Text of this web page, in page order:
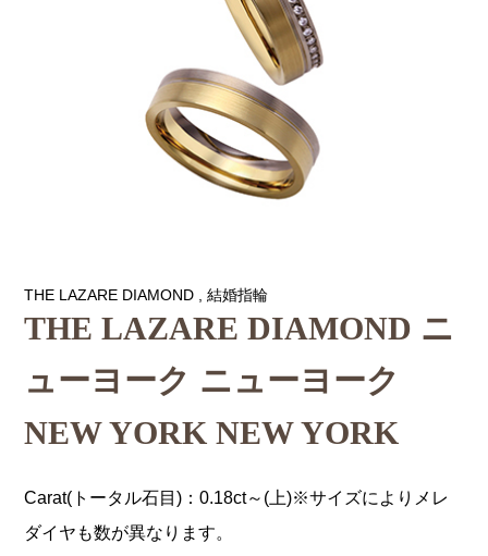
THE LAZARE DIAMOND ,結婚指輪
THE LAZARE DIAMOND ニ
ューヨーク ニューヨーク
NEW YORK NEW YORK
Carat(トータル石目)：0.18ct～(上)※サイズによりメレ
ダイヤも数が異なります。